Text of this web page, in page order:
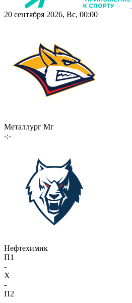
20 сентября 2026, Вс, 00:00
Металлург Мг
-:-
Нефтехимик
П1
-
X
-
П2